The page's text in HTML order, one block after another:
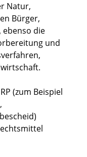
Natur,
Bürger,
die
und
(zum Beispiel